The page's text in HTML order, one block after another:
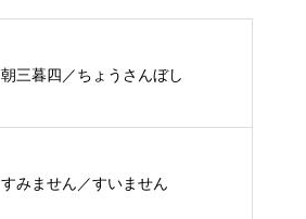
朝三暮四／ちょうさんぼし
すみません／すいません